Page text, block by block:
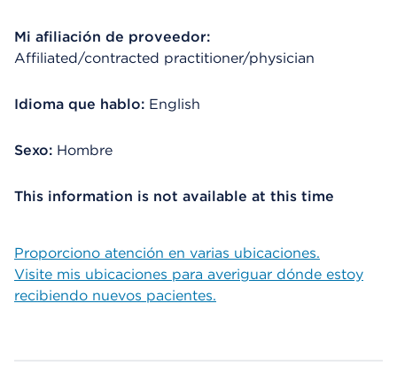
Mi afiliación de proveedor:
Affiliated/contracted practitioner/physician
Idioma que hablo: English
Sexo: Hombre
This information is not available at this time
Proporciono atención en varias ubicaciones.
Visite mis ubicaciones para averiguar dónde estoy
recibiendo nuevos pacientes.